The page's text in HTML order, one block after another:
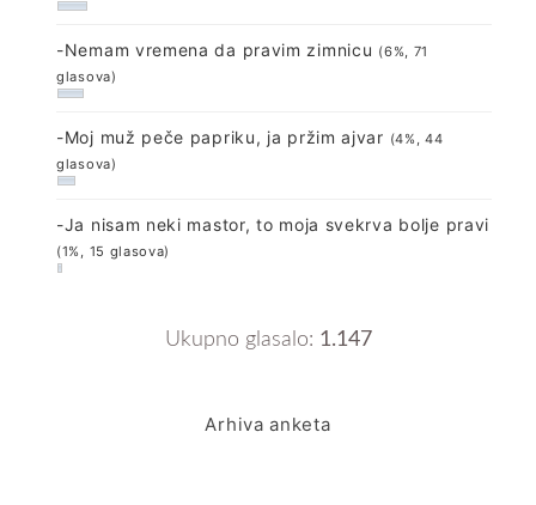
-Nemam vremena da pravim zimnicu (6%, 71
glasova)
-Moj muž peče papriku, ja pržim ajvar (4%, 44
glasova)
-Ja nisam neki mastor, to moja svekrva bolje pravi
(1%, 15 glasova)
Ukupno glasalo: 1.147
Arhiva anketa